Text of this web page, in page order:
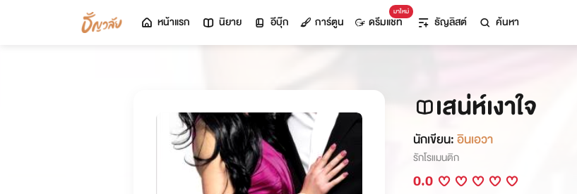
หน้าแรก นิยาย อีบุ๊ก การ์ตูน
มาใหม่
ดรีมแชท ธัญลิสต์ ค้นหา
เสน่ห์เงาใจ
นักเขียน:อินเอวา
รักโรแมนติก
0.0